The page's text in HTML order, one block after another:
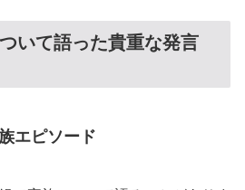
いて語った貴重な発言
エピソード